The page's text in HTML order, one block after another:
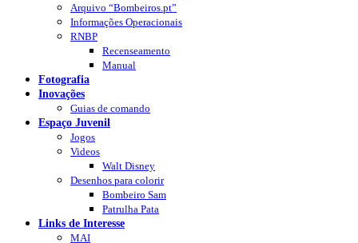
Arquivo “Bombeiros.pt”
Informações Operacionais
RNBP
Recenseamento
Manual
Fotografia
Inovações
Guias de comando
Espaço Juvenil
Jogos
Videos
Walt Disney
Desenhos para colorir
Bombeiro Sam
Patrulha Pata
Links de Interesse
MAI